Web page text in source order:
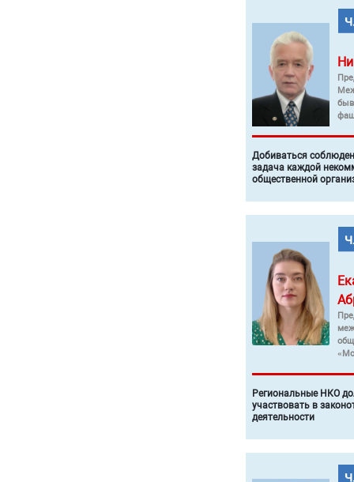
Добиваться
задача каждой
общественной
Региональные НКО
участвовать в
деятельности